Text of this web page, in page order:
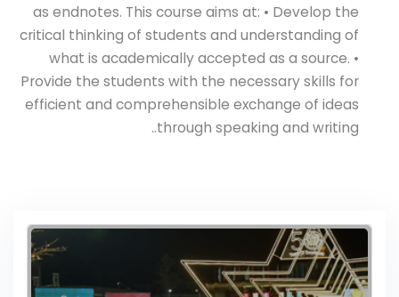
as endnotes. This course aims at: • Develop the
critical thinking of students and understanding of
what is academically accepted as a source. •
Provide the students with the necessary skills for
efficient and comprehensible exchange of ideas
through speaking and writing..